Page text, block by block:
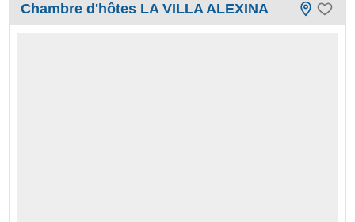
Chambre d'hôtes LA VILLA ALEXINA